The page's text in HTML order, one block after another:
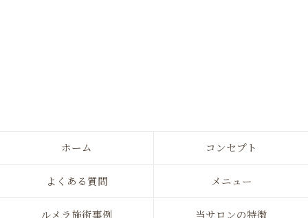
ホーム コンセプト
よくある質問 メニュー
ルメラ施術事例 当サロンの特徴